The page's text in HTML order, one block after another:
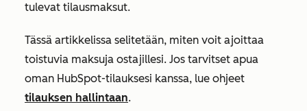
tulevat tilausmaksut.
Tässä artikkelissa selitetään, miten voit ajoittaa
toistuvia maksuja ostajillesi. Jos tarvitset apua
oman HubSpot-tilauksesi kanssa, lue ohjeet
tilauksen hallintaan.